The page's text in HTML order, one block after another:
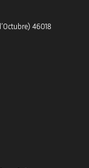
46018